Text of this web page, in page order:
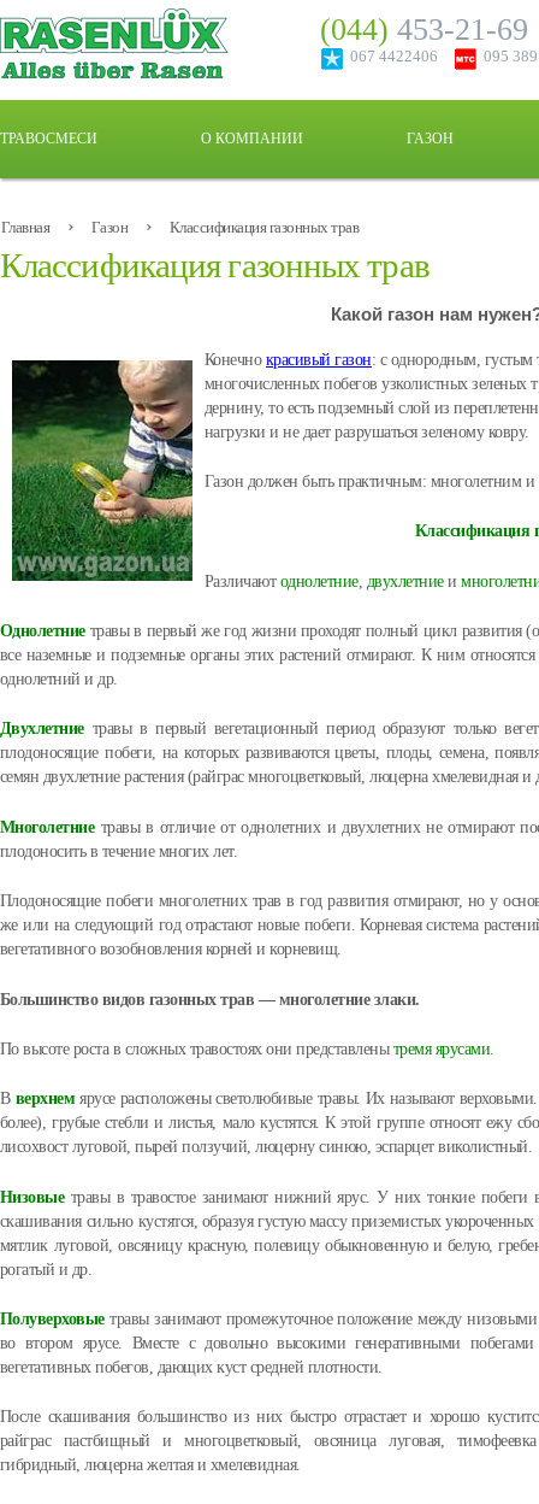
(044) 453-21-69
067 4422406 095
ТРАВОСМЕСИ О КОМПАНИИ ГАЗОН
Главная › Газон › Классификация газонных трав
Классификация газонных трав
Какой газон нам
Конечно красивый газон: с однородным, густым
многочисленных побегов узколистных
дернину, то есть подземный слой из
нагрузки и не дает разрушаться зеленому ковру.
Газон должен быть практичным: многолетним
Классификация
Различают однолетние двухлетние и
Однолетние травы в первый же год жизни проходят полный цикл развития
все наземные и подземные органы этих растений отмирают. К ним
однолетний и др.
Двухлетние травы в первый вегетационный период образуют только
плодоносящие побеги, на которых развиваются цветы, плоды, семена,
семян двухлетние растения (райграс многоцветковый, люцерна хмелевидная
Многолетние травы в отличие от однолетних и двухлетних не отмирают
плодоносить в течение многих лет.
Плодоносящие побеги многолетних трав в год развития отмирают, но у
же или на следующий год отрастают новые побеги. Корневая система
вегетативного возобновления корней и корневищ.
Большинство видов газонных трав — многолетние злаки.
По высоте роста в сложных травостоях они представлены тремя ярусами
В верхнем ярусе расположены светолюбивые травы. Их называют
более), грубые стебли и листья, мало кустятся. К этой группе относят ежу
лисохвост луговой, пырей ползучий, люцерну синюю, эспарцет виколистный.
Низовые травы в травостое занимают нижний ярус. У них тонкие побеги
скашивания сильно кустятся, образуя густую массу приземистых
мятлик луговой, овсяницу красную, полевицу обыкновенную и белую,
рогатый и др.
Полуверховые травы занимают промежуточное положение между
во втором ярусе. Вместе с довольно высокими генеративными
вегетативных побегов, дающих куст средней плотности.
После скашивания большинство из них быстро отрастает и хорошо
райграс пастбищный и многоцветковый, овсяница луговая,
гибридный, люцерна желтая и хмелевидная.